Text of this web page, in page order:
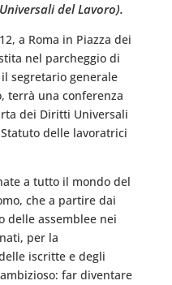
del Lavoro).
a Roma in Piazza dei
nel parcheggio di
segretario generale
terrà una conferenza
dei Diritti Universali
delle lavoratrici
a tutto il mondo del
che a partire dai
delle assemblee nei
per la
iscritte e degli
far diventare